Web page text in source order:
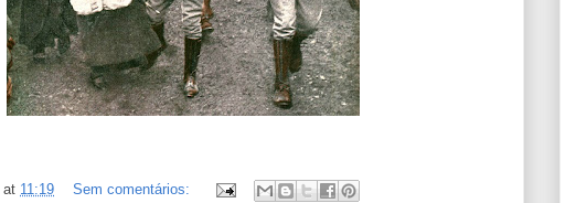
at 11:19
Sem comentários: